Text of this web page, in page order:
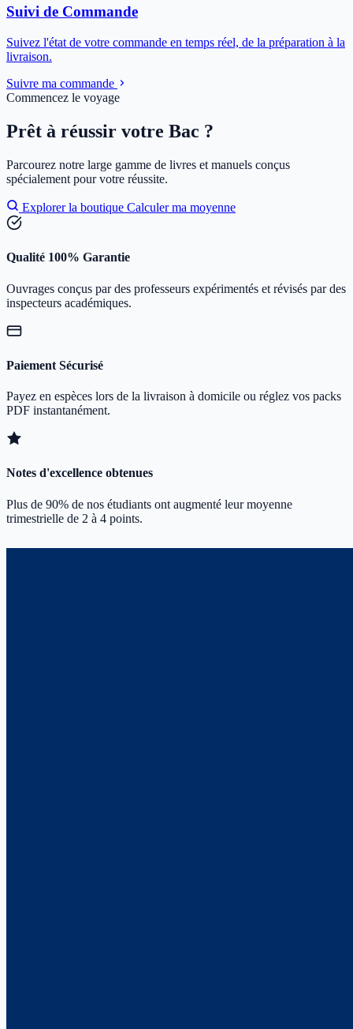
Suivi de Commande
Suivez l'état de votre commande en temps réel, de la préparation à la
livraison.
Suivre ma commande
Commencez le voyage
Prêt à réussir votre Bac ?
Parcourez notre large gamme de livres et manuels conçus
spécialement pour votre réussite.
Explorer la boutique Calculer ma moyenne
Qualité 100% Garantie
Ouvrages conçus par des professeurs expérimentés et révisés par des
inspecteurs académiques.
Paiement Sécurisé
Payez en espèces lors de la livraison à domicile ou réglez vos packs
PDF instantanément.
Notes d'excellence obtenues
Plus de 90% de nos étudiants ont augmenté leur moyenne
trimestrielle de 2 à 4 points.